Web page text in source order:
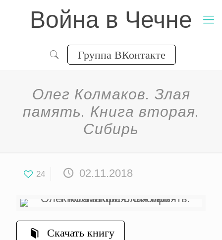
Война в Чечне
Группа ВКонтакте
Олег Колмаков. Злая
память. Книга вторая.
Сибирь
24 02.11.2018
Скачать книгу